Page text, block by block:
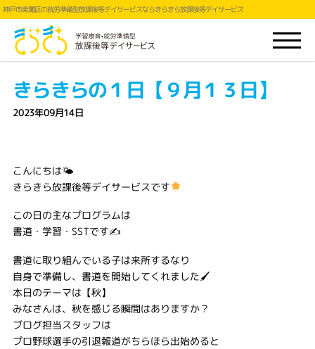
神戸市東灘区の就労準備型放課後等デイサービスならきらきら放課後等デイサービス
きらきらの１日【９月１３日】
2023年09月14日
こんにちは🌤
きらきら放課後等デイサービスです
この日の主なプログラムは
書道・学習・SSTです✍
書道に取り組んでいる子は来所するなり
自身で準備し、書道を開始してくれました🖌
本日のテーマは【秋】
みなさんは、秋を感じる瞬間はありますか？
ブログ担当スタッフは
プロ野球選手の引退報道がちらほら出始めると